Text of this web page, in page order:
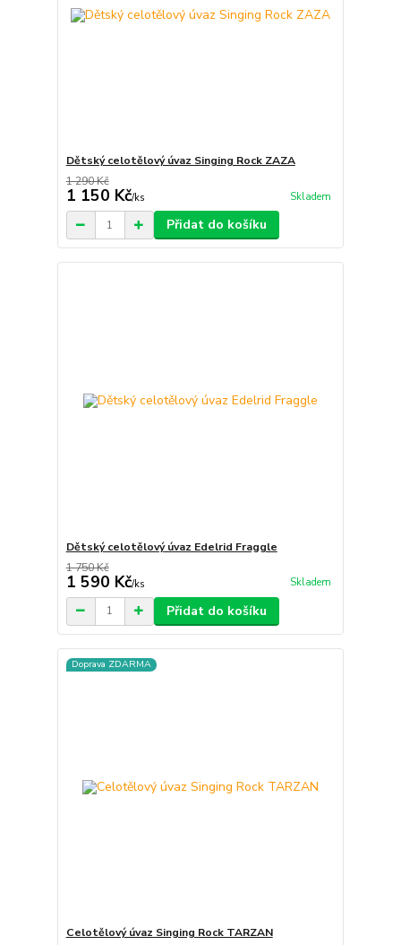
Dětský celotělový úvaz Singing Rock ZAZA
1 290 Kč
1 150 Kč/ks Skladem
Přidat do košíku
Dětský celotělový úvaz Edelrid Fraggle
1 750 Kč
1 590 Kč/ks Skladem
Přidat do košíku
Doprava ZDARMA
Celotělový úvaz Singing Rock TARZAN